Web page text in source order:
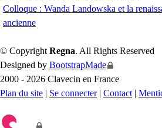
Colloque : Wanda Landowska et la
ancienne
© Copyright Regna. All Rights Reserved
Designed by BootstrapMade
2000 - 2026 Clavecin en France
Plan du site | Se connecter| Contact |